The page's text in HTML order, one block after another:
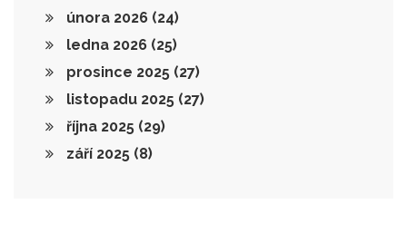
února 2026 (24)
ledna 2026 (25)
prosince 2025 (27)
listopadu 2025 (27)
října 2025 (29)
září 2025 (8)